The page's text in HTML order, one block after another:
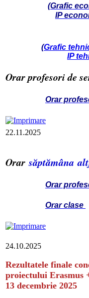
(Grafic
IP
(Grafic
IP
Orar profesori de
Orar
22.11.2025
Orarsăptămâna
Orar
Orar clase
24.10.2025
Rezultatele finale
proiectului Erasmus
13 decembrie 2025